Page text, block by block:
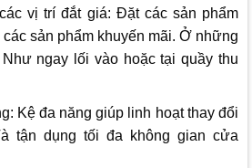
vị trí đắt giá: Đặt các sản phẩm
sản phẩm khuyến mãi. Ở những
ngay lối vào hoặc tại quầy thu
Kệ đa năng giúp linh hoạt thay đổi
tận dụng tối đa không gian cửa